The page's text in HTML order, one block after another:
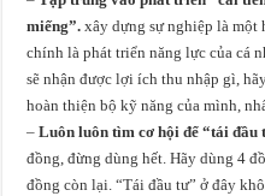
miếng”. xây dựng sự nghiệp là một
chính là phát triển năng lực của cá
sẽ nhận được lợi ích thu nhập gì,
hoàn thiện bộ kỹ năng của mình,
–Luôn luôn tìm cơ hội để “tái đầu
đồng, đừng dùng hết. Hãy dùng 4
đồng còn lại. “Tái đầu tư” ở đây